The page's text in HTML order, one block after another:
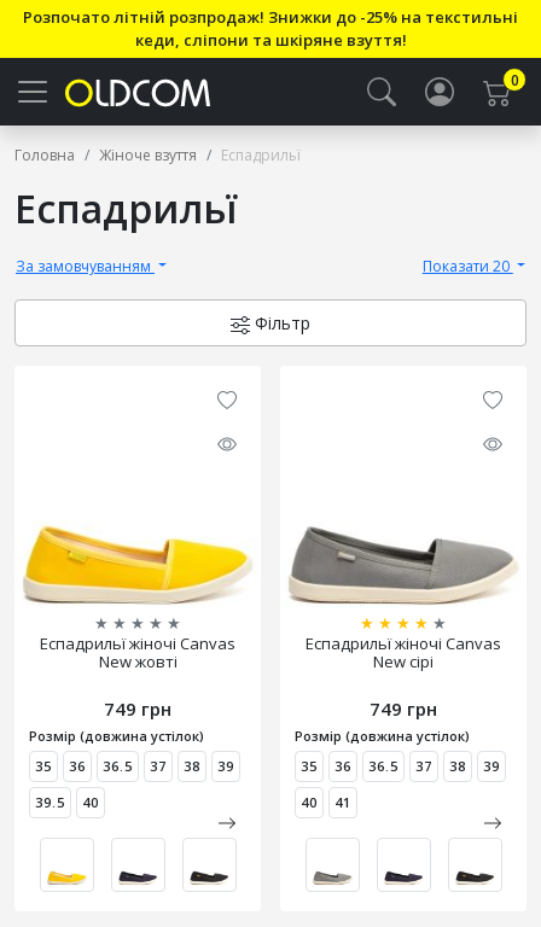
Розпочато літній розпродаж! Знижки до -25% на текстильні
кеди, сліпони та шкіряне взуття!
0
Головна Жіноче взуття Еспадрильї
Еспадрильї
За замовчуванням Показати 20
Фільтр
★ ★ ★ ★ ★
Еспадрильї жіночі Canvas
New жовті
749 грн
Розмір (довжина устілок)
35
36 36.5 37 38
39
39.5
40
★ ★ ★ ★ ★
Еспадрильї жіночі Canvas
New сірі
749 грн
Розмір (довжина устілок)
35
36 36.5 37 38
39
40
41